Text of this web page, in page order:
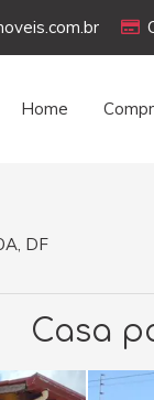
Home
DF
Casa